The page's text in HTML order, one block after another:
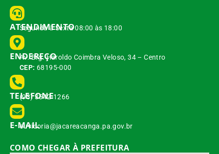
ATENDIMENTO
Segunda à Sexta 08:00 às 18:00
ENDEREÇO
Av. Brg. Haroldo Coimbra Veloso, 34 – Centro
CEP: 68195-000
TELEFONE
(93) 3542-1266
E-MAIL
ouvidoria@jacareacanga.pa.gov.br
COMO CHEGAR À PREFEITURA